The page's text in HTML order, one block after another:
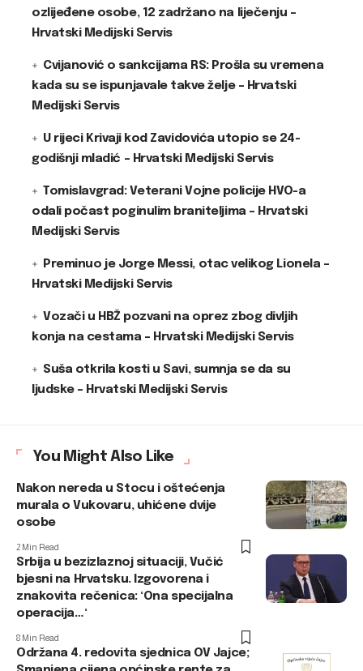
ozlijeđene osobe, 12 zadržano na liječenju –
Hrvatski Medijski Servis
Cvijanović o sankcijama RS: Prošla su vremena
kada su se ispunjavale takve želje – Hrvatski
Medijski Servis
U rijeci Krivaji kod Zavidovića utopio se 24-
godišnji mladić – Hrvatski Medijski Servis
Tomislavgrad: Veterani Vojne policije HVO-a
odali počast poginulim braniteljima – Hrvatski
Medijski Servis
Preminuo je Jorge Messi, otac velikog Lionela –
Hrvatski Medijski Servis
Vozači u HBŽ pozvani na oprez zbog divljih
konja na cestama – Hrvatski Medijski Servis
Suša otkrila kosti u Savi, sumnja se da su
ljudske – Hrvatski Medijski Servis
You Might Also Like
Nakon nereda u Stocu i oštećenja
murala o Vukovaru, uhićene dvije
osobe
2 Min Read
Srbija u bezizlaznoj situaciji, Vučić
bjesni na Hrvatsku. Izgovorena i
znakovita rečenica: ‘Ona specijalna
operacija…‘
8 Min Read
Održana 4. redovita sjednica OV Jajce;